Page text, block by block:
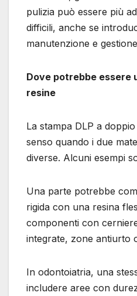
pulizia può essere più
difficili, anche se
manutenzione e
Dove potrebbe essere
resine
La stampa DLP a
senso quando i due
diverse. Alcuni esempi
Una parte potrebbe
rigida con una resina
componenti con
integrate, zone antiurto
In odontoiatria, una
includere aree con